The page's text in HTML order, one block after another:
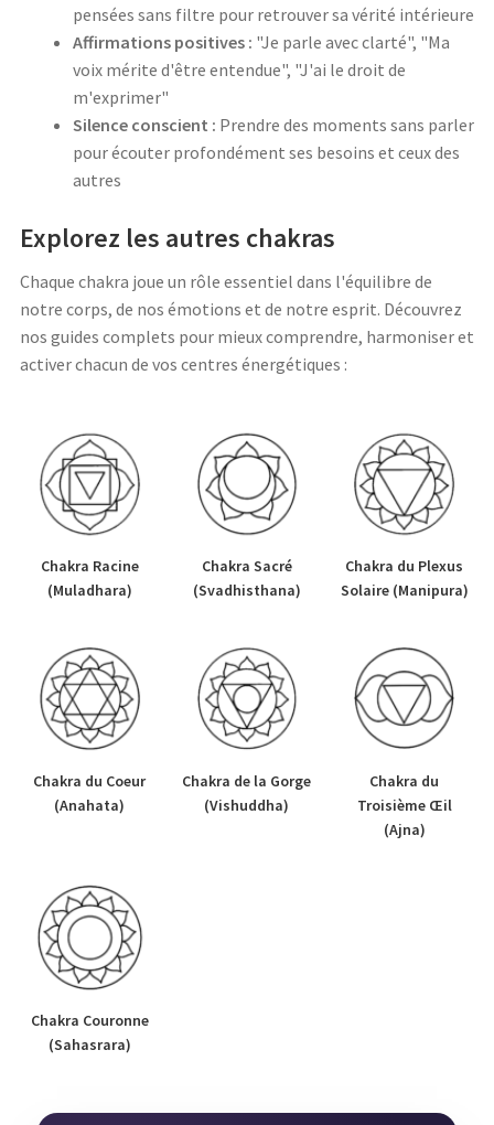
pensées sans filtre pour retrouver sa vérité intérieure
Affirmations positives : "Je parle avec clarté", "Ma
voix mérite d'être entendue", "J'ai le droit de
m'exprimer"
Silence conscient : Prendre des moments sans parler
pour écouter profondément ses besoins et ceux des
autres
Explorez les autres chakras
Chaque chakra joue un rôle essentiel dans l'équilibre de
notre corps, de nos émotions et de notre esprit. Découvrez
nos guides complets pour mieux comprendre, harmoniser et
activer chacun de vos centres énergétiques :
Chakra Racine
(Muladhara)
Chakra Sacré
(Svadhisthana)
Chakra du Plexus
Solaire (Manipura)
Chakra du Coeur
(Anahata)
Chakra de la Gorge
(Vishuddha)
Chakra du
Troisième Œil
(Ajna)
Chakra Couronne
(Sahasrara)